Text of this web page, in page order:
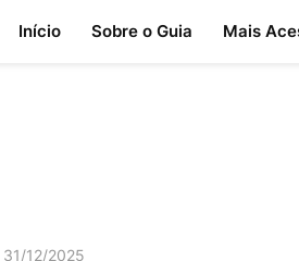
Início Sobre o Guia Mais
12/2025